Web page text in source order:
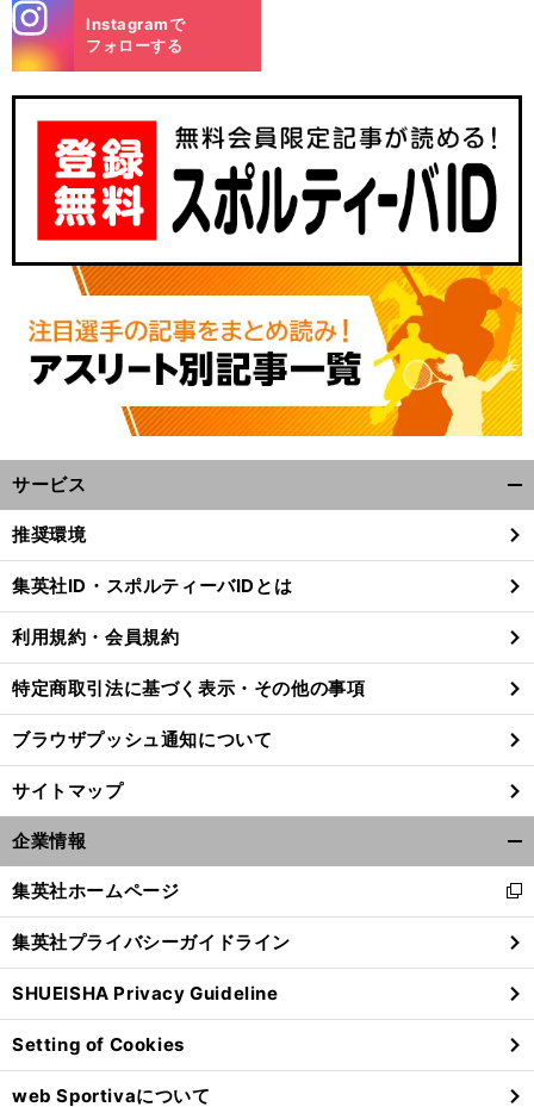
前
へ
m
Instagramで
フォローする
サービス
閉
る
推奨環境
集英社ID・スポルティーバIDとは
利用規約・会員規約
特定商取引法に基づく表示・その他の事項
ブラウザプッシュ通知について
サイトマップ
企業情報
閉
る
集英社ホームページ
新
し
い
ウ
ィ
ン
ド
ウ
で
集英社プライバシーガイドライン
SHUEISHA Privacy Guideline
Setting of Cookies
web Sportivaについて